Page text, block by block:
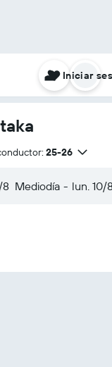
Iniciar
25-26
8 Mediodía - lun. 10/